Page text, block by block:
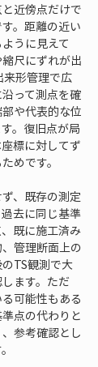
近傍点だけで
。距離の近い
うに見えて
尺にずれが出
来形管理で広
って測点を確
や代表的な位
。復旧点が局
標に対してず
めです。
、既存の測定
去に同じ基準
既に施工済み
管理断面上の
TS観測で大
ます。ただ
可能性もある
点の代わりと
参考確認とし